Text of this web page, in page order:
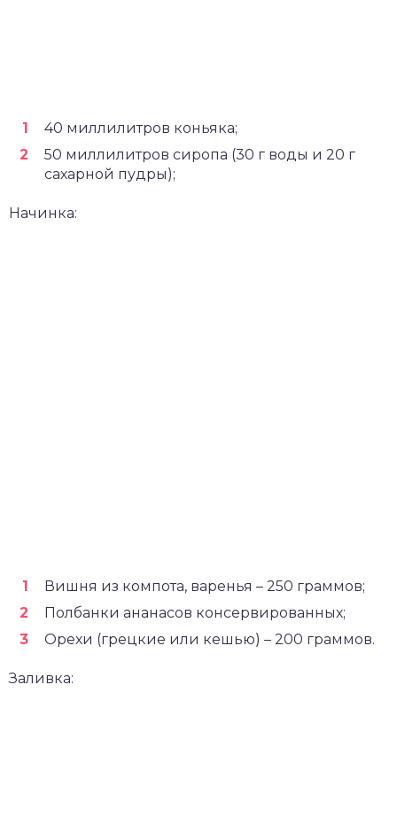
40 миллилитров коньяка;
50 миллилитров сиропа (30 г воды и 20 г
сахарной пудры);
Начинка:
Вишня из компота, варенья – 250 граммов;
Полбанки ананасов консервированных;
Орехи (грецкие или кешью) – 200 граммов.
Заливка: